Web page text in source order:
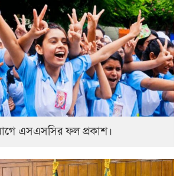
এসএসসির ফল প্রকাশ।